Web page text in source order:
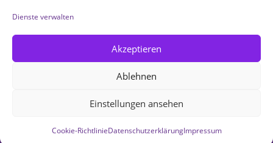
Dienste verwalten
Akzeptieren
Ablehnen
Einstellungen ansehen
Cookie-RichtlinieDatenschutzerklärungImpressum